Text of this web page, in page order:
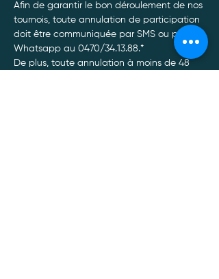
Afin de garantir le bon déroulement de nos
tournois, toute annulation de participation
doit être communiquée par SMS ou par
Whatsapp au 0470/34.13.88.*
De plus, toute annulation à moins de 48